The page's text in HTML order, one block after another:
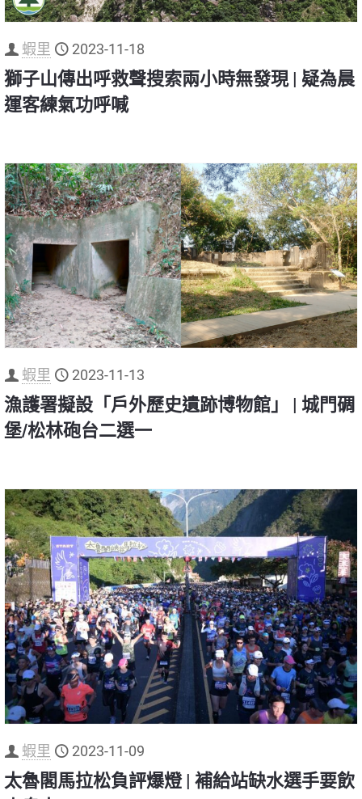
蝦里 2023-11-18
獅子山傳出呼救聲搜索兩小時無發現 | 疑為晨
運客練氣功呼喊
蝦里 2023-11-13
漁護署擬設「戶外歷史遺跡博物館」 | 城門碉
堡/松林砲台二選一
蝦里 2023-11-09
太魯閣馬拉松負評爆燈 | 補給站缺水選手要飲